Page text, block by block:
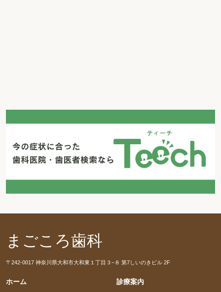
まごころ歯科
〒242-0017 神奈川県大和市大和東１丁目３−８ 第7しいのきビル 2F
ホーム 診療案内